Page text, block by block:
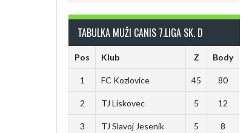
TABULKA MUŽI CANIS 7.LIGA SK. D
Pos Klub Z Body
1 FC Kozlovice 45 80
2 TJ Lískovec 5 12
3
TJ Slavoj Jeseník
5 8